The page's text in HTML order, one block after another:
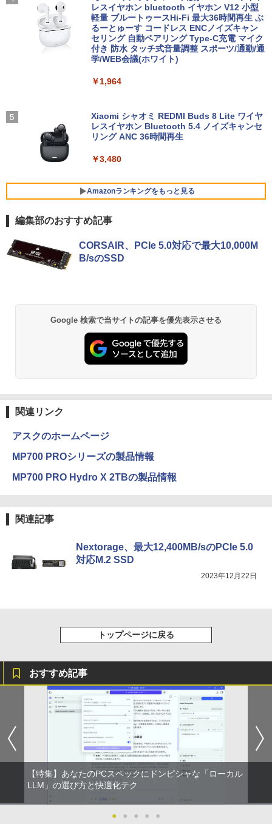
ルチ | 無線LAN:あり | テンキー | Win11P
ro64Bit | ACアダプター付属
￥9,980
【期間限定 ポイント10倍】Lenovo Idea
n N4000/4GB/64GB eMMC/HD IPS液晶
Type-C データ/充電可）/microSD対応
（最大128GB）/Windows 11 Pro／Dolb
in11搭載 パソコンノートパソコンoffice
5.6型 インテル高速CPU ランダムで発送
メモリ4GB～ 高速SSD1TB 最大 フルHD
Webカメラ zoom 軽量薄型 無線 型番更
￥8,980
アースドリームス 厳選おまかせモニター
HD解像度】 大手メーカー液晶 (Dell/HP/
￥6,470
スプレイ VESA対応 コスパ デュアルモニ
ター サブモニター ゲーミングモニター
ートワーク IPS mini pc ミニPC 多デバ
￥9,480
￥1,210
o Day Book [ 島田ゆか ]
レスイヤホン bluetooth イヤホン V12 小型
軽量 ブルートゥースHi-Fi 最大36時間再生 ぶ
るーとゅーす コードレス ENCノイズキャン
セリング 自動ペアリング Type-C充電 マイク
付き 防水 タッチ式音量調整 スポーツ/通勤/通
学/WEB会議(ホワイト)
￥1,964
Xiaomi シャオミ REDMI Buds 8 Lite ワイヤ
レスイヤホン Bluetooth 5.4 ノイズキャンセ
リング ANC 36時間再生
￥3,480
Amazonランキングをもっと見る
BRUCE WAYNE feat. Flo Milli, ATL Jacob
[Explicit]
BRUCE WAYNE feat. Flo Milli, ATL Jacob
[Explicit]
￥250
On My Road (Stadium ver.)
On My Road (Stadium ver.)
【Amazon.co.jp限定】 い・ろ・は・す 2L P
ET ラベルレス ×8本
by Amazon 天然水 ラベルレス 500ml ×24本
富士山の天然水 バナジウム含有 水 ミネラル
ウォーター ペットボトル 静岡県産 500ミリリ
ットル (Smart Basic)
by Amazon 炭酸水 ラベルレス 500ml ×24本
コカ・コーラ やかんの麦茶 from 爽健美茶 ラ
薬屋のひとりごと 17巻 (デジタル版ビッグガ
ンガンコミックス)
異世界居酒屋「のぶ」(22) (角川コミックス・
エース)
￥832
HUNTER×HUNTER モノクロ版 39 (ジャンプ
コミックスDIGITAL)
スーパーの裏でヤニ吸うふたり 9巻 (デジタル
版ビッグガンガンコミックス)
編集部のおすすめ記事
CORSAIR、PCIe 5.0対応で最大10,000M
B/sのSSD
Google 検索で当サイトの記事を優先表示させる
関連リンク
アスクのホームページ
MP700 PROシリーズの製品情報
MP700 PRO Hydro X 2TBの製品情報
関連記事
Nextorage、最大12,400MB/sのPCIe 5.0
対応M.2 SSD
2023年12月22日
トップページに戻る
おすすめ記事
【特集】あなたのPCスペックにドンピシャな「ローカル
LLM」の選び方と快適化テク
● ● ● ● ●